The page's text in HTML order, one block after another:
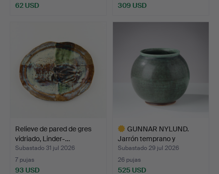
62 USD 309 USD
Relieve de pared de gres
vidriado, Linder-…
Subastado 31 jul 2026
7 pujas
93 USD
GUNNAR NYLUND.
Jarrón temprano y
rechoncho…
Subastado 29 jul 2026
26 pujas
525 USD